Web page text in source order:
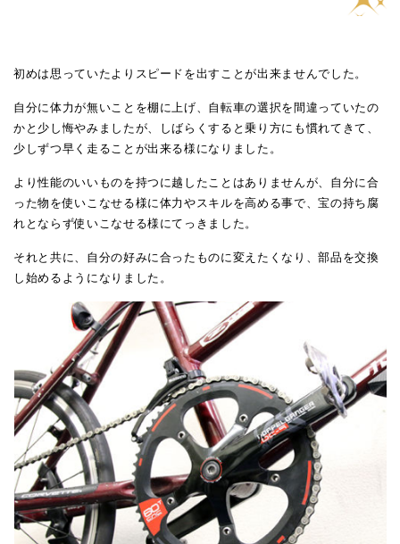
初めは思っていたよりスピードを出すことが出来ませんでした。
自分に体力が無いことを棚に上げ、自転車の選択を間違っていたの
かと少し悔やみましたが、しばらくすると乗り方にも慣れてきて、
少しずつ早く走ることが出来る様になりました。
より性能のいいものを持つに越したことはありませんが、自分に合
った物を使いこなせる様に体力やスキルを高める事で、宝の持ち腐
れとならず使いこなせる様にてっきました。
それと共に、自分の好みに合ったものに変えたくなり、部品を交換
し始めるようになりました。